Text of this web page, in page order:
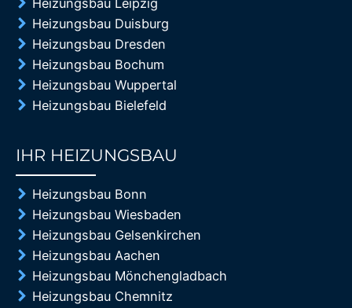
Heizungsbau Leipzig
Heizungsbau Duisburg
Heizungsbau Dresden
Heizungsbau Bochum
Heizungsbau Wuppertal
Heizungsbau Bielefeld
IHR HEIZUNGSBAU
Heizungsbau Bonn
Heizungsbau Wiesbaden
Heizungsbau Gelsenkirchen
Heizungsbau Aachen
Heizungsbau Mönchengladbach
Heizungsbau Chemnitz